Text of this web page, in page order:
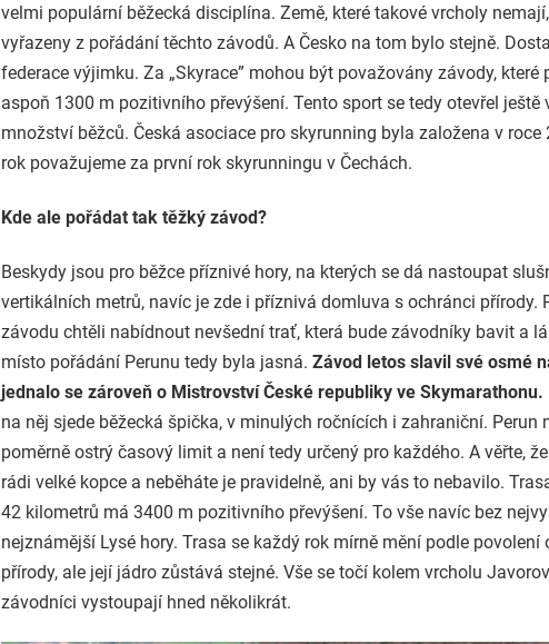
velmi populární běžecká disciplína. Země, které takové vrcholy
vyřazeny z pořádání těchto závodů. A Česko na tom bylo stejně.
federace výjimku. Za „Skyrace” mohou být považovány závody, které
aspoň 1300 m pozitivního převýšení. Tento sport se tedy otevřel ještě
množství běžců. Česká asociace pro skyrunning byla založena v roce
rok považujeme za první rok skyrunningu v Čechách.
Kde ale pořádat tak těžký závod?
Beskydy jsou pro běžce příznivé hory, na kterých se dá nastoupat
vertikálních metrů, navíc je zde i příznivá domluva s ochránci přírody.
závodu chtěli nabídnout nevšední trať, která bude závodníky bavit a
místo pořádání Perunu tedy byla jasná. Závod letos slavil své osmé
jednalo se zároveň o Mistrovství České republiky ve Skymarathonu.
na něj sjede běžecká špička, v minulých ročnících i zahraniční. Perun
poměrně ostrý časový limit a není tedy určený pro každého. A věřte,
rádi velké kopce a neběháte je pravidelně, ani by vás to nebavilo.
42 kilometrů má 3400 m pozitivního převýšení. To vše navíc bez
nejznámější Lysé hory. Trasa se každý rok mírně mění podle povolení
přírody, ale její jádro zůstává stejné. Vše se točí kolem vrcholu
závodníci vystoupají hned několikrát.